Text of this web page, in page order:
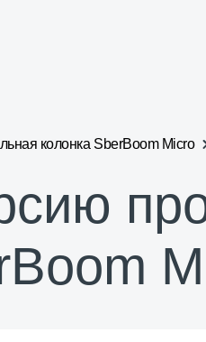
колонка SberBoom Micro